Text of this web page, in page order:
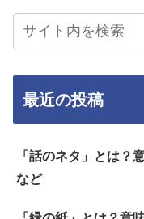
最近の投稿
「話のネタ」とは？
など